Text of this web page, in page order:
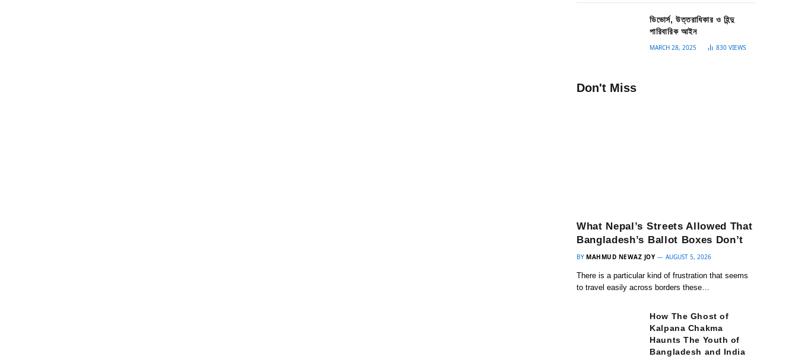
ডিভোর্স, উত্তরাধিকার ও হিন্দু
পারিবারিক আইন
MARCH 28, 2025 830VIEWS
Don't Miss
What Nepal’s Streets Allowed That
Bangladesh’s Ballot Boxes Don’t
BY MAHMUD NEWAZ JOY AUGUST 5, 2026
There is a particular kind of frustration that seems
to travel easily across borders these…
How The Ghost of
Kalpana Chakma
Haunts The Youth of
Bangladesh and India